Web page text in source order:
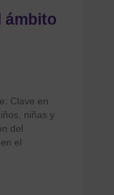
ámbito
Clave en
niñas y
del
el